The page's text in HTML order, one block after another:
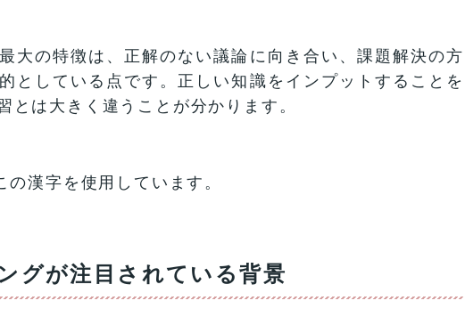
大の特徴は、正解のない議論に向き合い、課題解決の方
としている点です。正しい知識をインプットすることを
とは大きく違うことが分かります。
漢字を使用しています。
グが注目されている背景